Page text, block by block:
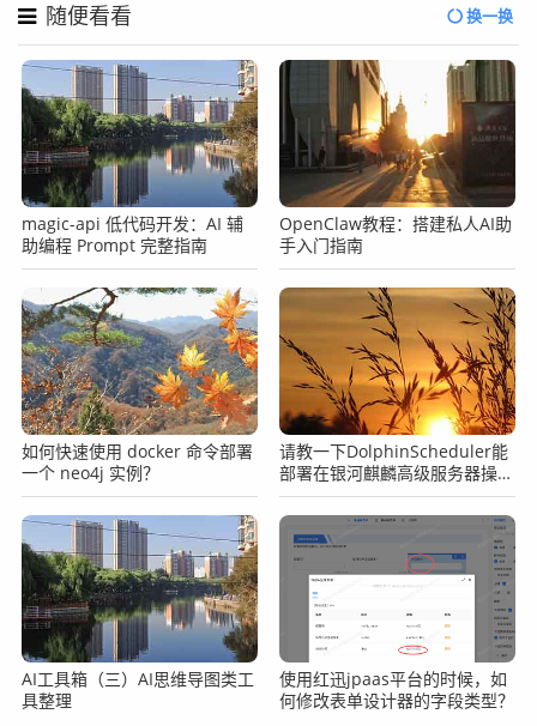
随便看看 换一换
magic-api 低代码开发：AI 辅
助编程 Prompt 完整指南
OpenClaw教程：搭建私人AI助
手入门指南
如何快速使用 docker 命令部署
一个 neo4j 实例？
请教一下DolphinScheduler能
部署在银河麒麟高级服务器操作
系统 这个操作系统上么？
AI工具箱（三）AI思维导图类工
具整理
使用红迅jpaas平台的时候，如
何修改表单设计器的字段类型？